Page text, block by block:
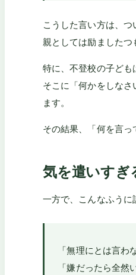
こうした言い方は、つ
親としては励ましたつ
特に、不登校の子ども
そこに「何かをしな
ます。
その結果、「何を言っ
気を遣いすぎ
一方で、こんなふうに
「無理にとは言
「嫌だったら全然